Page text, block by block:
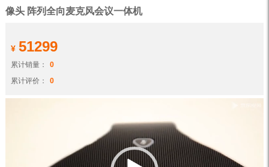
像头 阵列全向麦克风会议一体机
¥ 51299
累计销量：
0
累计评价：
0